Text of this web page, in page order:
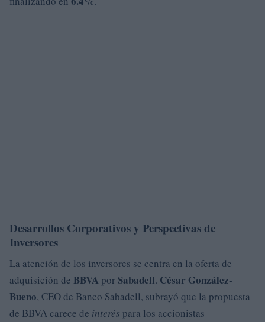
Desarrollos Corporativos y Perspectivas de
Inversores
La atención de los inversores se centra en la oferta de
adquisición de BBVA porSabadell. César González-
Bueno, CEO de Banco Sabadell, subrayó que la propuesta
de BBVA carece de interés para los accionistas